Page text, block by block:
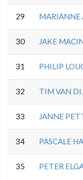
29 MARIANNE
30 JAKE
31 PHILIP
32 TIM VAN
33 JANNE
34 PASCALE
35 PETER